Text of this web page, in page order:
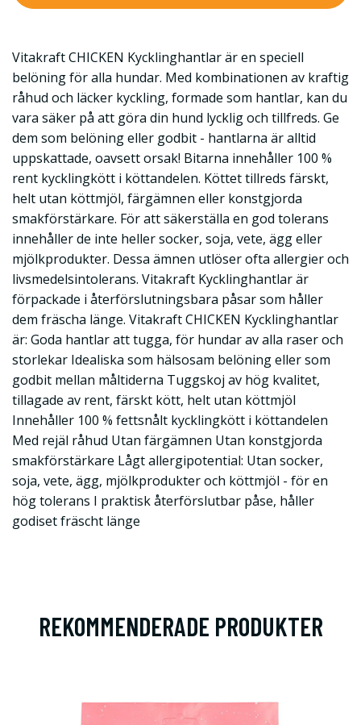
Vitakraft CHICKEN Kycklinghantlar är en speciell
belöning för alla hundar. Med kombinationen av kraftig
råhud och läcker kyckling, formade som hantlar, kan du
vara säker på att göra din hund lycklig och tillfreds. Ge
dem som belöning eller godbit - hantlarna är alltid
uppskattade, oavsett orsak! Bitarna innehåller 100 %
rent kycklingkött i köttandelen. Köttet tillreds färskt,
helt utan köttmjöl, färgämnen eller konstgjorda
smakförstärkare. För att säkerställa en god tolerans
innehåller de inte heller socker, soja, vete, ägg eller
mjölkprodukter. Dessa ämnen utlöser ofta allergier och
livsmedelsintolerans. Vitakraft Kycklinghantlar är
förpackade i återförslutningsbara påsar som håller
dem fräscha länge. Vitakraft CHICKEN Kycklinghantlar
är: Goda hantlar att tugga, för hundar av alla raser och
storlekar Idealiska som hälsosam belöning eller som
godbit mellan måltiderna Tuggskoj av hög kvalitet,
tillagade av rent, färskt kött, helt utan köttmjöl
Innehåller 100 % fettsnålt kycklingkött i köttandelen
Med rejäl råhud Utan färgämnen Utan konstgjorda
smakförstärkare Lågt allergipotential: Utan socker,
soja, vete, ägg, mjölkprodukter och köttmjöl - för en
hög tolerans I praktisk återförslutbar påse, håller
godiset fräscht länge
REKOMMENDERADE PRODUKTER